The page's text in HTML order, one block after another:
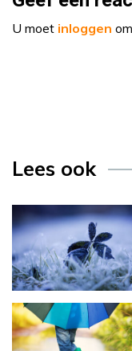
U moet inloggen
Lees ook